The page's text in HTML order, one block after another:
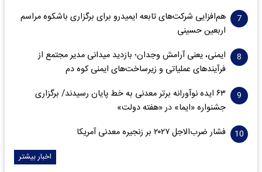
هم‌افزایی شرکت‌های تابعه ایمیدرو برای برگزاری باشکوه مراسم
اربعین حسینی
ایمنی، یعنی آرامش وجدان؛ بازدید میدانی مدیر مجتمع از
فرآیندهای عملیاتی و زیرساخت‌های ایمنی کوه دم
۶۳ ایده نوآورانه برتر معدنی به خط پایان رسیدند/ برگزاری
جشنواره «ایما» در «هفته دولت»
فشار ضرب‌الاجل ۲۰۲۷ بر زنجیره معدنی آمریکا
اخبار بیشتر